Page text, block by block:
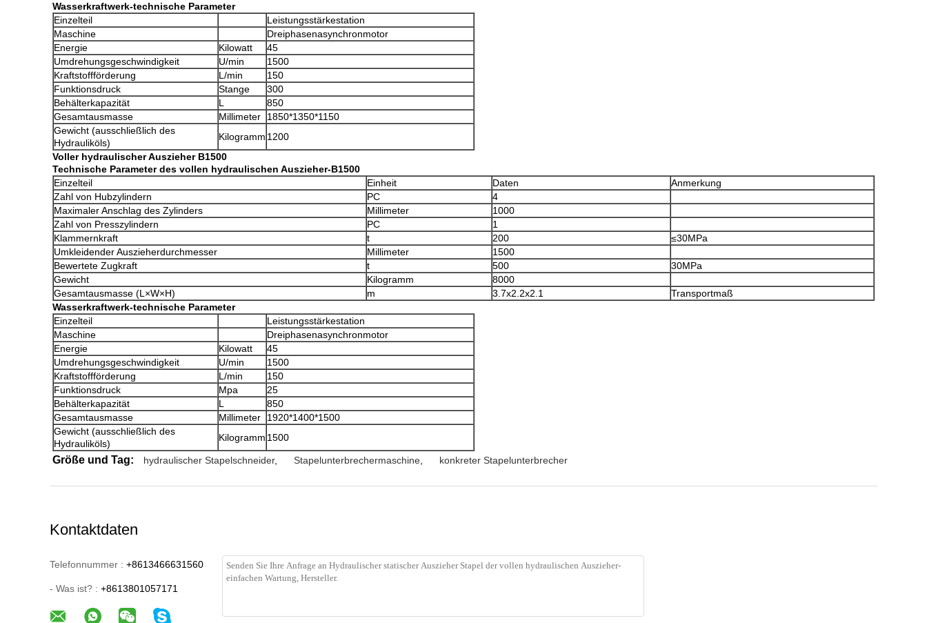
Wasserkraftwerk-technische Parameter
Einzelteil
Leistungsstärkestation
Maschine
Dreiphasenasynchronmotor
Energie
Kilowatt
45
Umdrehungsgeschwindigkeit
U/min
1500
Kraftstoffförderung
L/min
150
Funktionsdruck
Stange
300
Behälterkapazität
L
850
Gesamtausmasse
Millimeter
1850*1350*1150
Gewicht (ausschließlich des
Hydrauliköls)
Kilogramm 1200
Voller hydraulischer Auszieher B1500
Technische Parameter des vollen hydraulischen Auszieher-B1500
Einzelteil
Einheit Daten
Anmerkung
Zahl von Hubzylindern
PC
4
Maximaler Anschlag des Zylinders
Millimeter
1000
Zahl von Presszylindern
PC
1
Klammernkraft
t 200
≤30MPa
Umkleidender Auszieherdurchmesser
Millimeter
1500
Bewertete Zugkraft
t 500
30MPa
Gewicht
Kilogramm
8000
Gesamtausmasse (L×W×H)
m 3.7x2.2x2.1
Transportmaß
Wasserkraftwerk-technische Parameter
Einzelteil
Leistungsstärkestation
Maschine
Dreiphasenasynchronmotor
Energie
Kilowatt
45
Umdrehungsgeschwindigkeit
U/min
1500
Kraftstoffförderung
L/min
150
Funktionsdruck
Mpa
25
Behälterkapazität
L
850
Gesamtausmasse
Millimeter
1920*1400*1500
Gewicht (ausschließlich des
Hydrauliköls)
Kilogramm 1500
Größe und Tag: hydraulischer Stapelschneider, Stapelunterbrechermaschine konkreter Stapelunterbrecher
Kontaktdaten
Telefonnummer : +8613466631560
- Was ist? : +8613801057171